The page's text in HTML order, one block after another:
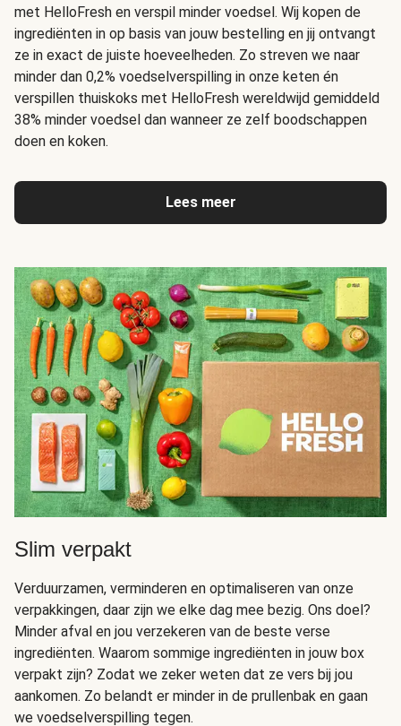
met HelloFresh en verspil minder voedsel. Wij kopen de
ingrediënten in op basis van jouw bestelling en jij ontvangt
ze in exact de juiste hoeveelheden. Zo streven we naar
minder dan 0,2% voedselverspilling in onze keten én
verspillen thuiskoks met HelloFresh wereldwijd gemiddeld
38% minder voedsel dan wanneer ze zelf boodschappen
doen en koken.
Lees meer
Slim verpakt
Verduurzamen, verminderen en optimaliseren van onze
verpakkingen, daar zijn we elke dag mee bezig. Ons doel?
Minder afval en jou verzekeren van de beste verse
ingrediënten. Waarom sommige ingrediënten in jouw box
verpakt zijn? Zodat we zeker weten dat ze vers bij jou
aankomen. Zo belandt er minder in de prullenbak en gaan
we voedselverspilling tegen.